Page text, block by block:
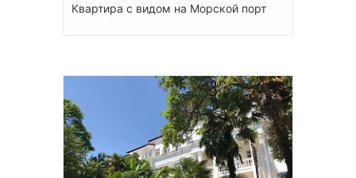
Квартира с видом на Морской порт